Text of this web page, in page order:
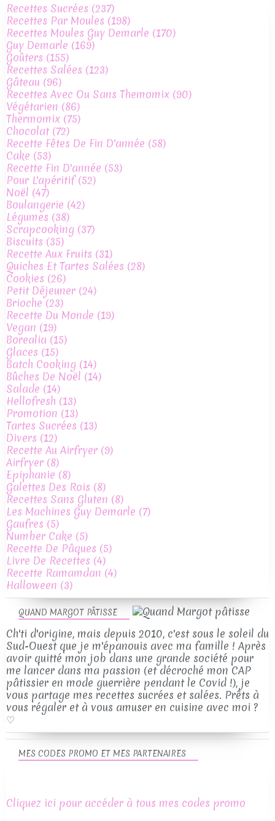
QUAND MARGOT PÂTISSE
Ch'ti d'origine, mais depuis 2010, c'est sous le soleil du
Sud-Ouest que je m'épanouis avec ma famille ! Après
avoir quitté mon job dans une grande société pour
me lancer dans ma passion (et décroché mon CAP
pâtissier en mode guerrière pendant le Covid !), je
vous partage mes recettes sucrées et salées. Prêts à
vous régaler et à vous amuser en cuisine avec moi ?
♡
Recettes Sucrées (237)
Recettes Par Moules (198)
Recettes Moules Guy Demarle (170)
Guy Demarle (169)
Goûters (155)
Recettes Salées (123)
Gâteau (96)
Recettes Avec Ou Sans Themomix (90)
Végétarien (86)
Thermomix (75)
Chocolat(72)
Recette Fêtes De Fin D'année (58)
Cake (53)
Recette Fin D'année (53)
Pour L'apéritif(52)
Noël (47)
Boulangerie (42)
Légumes (38)
Scrapcooking (37)
Biscuits (35)
Recette Aux Fruits (31)
Quiches Et Tartes Salées (28)
Cookies (26)
Petit Déjeuner (24)
Brioche(23)
Recette Du Monde (19)
Vegan (19)
Borealia (15)
Glaces (15)
Batch Cooking (14)
Bûches De Noël (14)
Salade (14)
Hellofresh (13)
Promotion (13)
Tartes Sucrées (13)
Divers (12)
Recette Au Airfryer (9)
Airfryer (8)
Epiphanie (8)
Galettes Des Rois (8)
Recettes Sans Gluten (8)
Les Machines Guy Demarle (7)
Gaufres (5)
Number Cake (5)
Recette De Pâques (5)
Livre De Recettes (4)
Recette Ramamdan (4)
Halloween (3)
MES CODES PROMO ET MES PARTENAIRES
Cliquez ici pour accéder à tous mes codes promo